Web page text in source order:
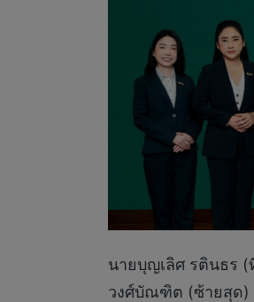
นายบุญเลิศ รตินธร (
วงศ์บัณฑิต (ซ้ายสุด)